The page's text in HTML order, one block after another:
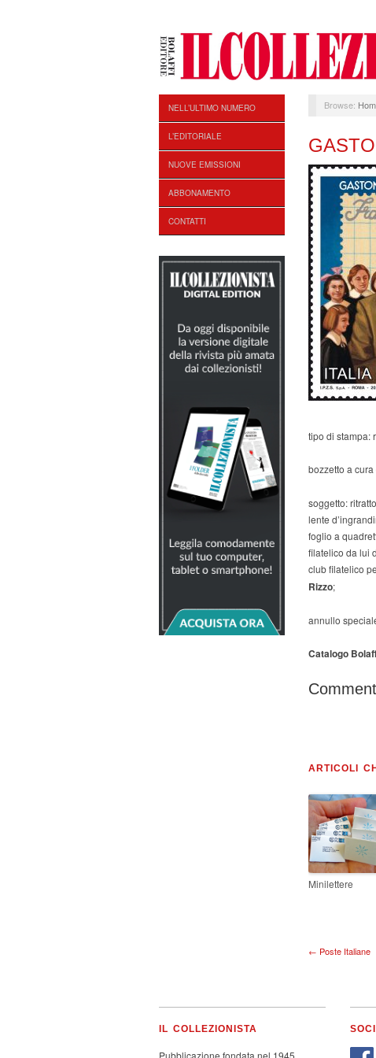
NELL’ULTIMO NUMERO
L’EDITORIALE
NUOVE EMISSIONI
ABBONAMENTO
CONTATTI
Browse:
tipo di stampa:
bozzetto a cura
soggetto:
lente
foglio a
filatelico da lui
club filatelico
Rizzo;
annullo
Catalogo
ARTICOLI
Minilettere
← Poste Italiane
IL COLLEZIONISTA